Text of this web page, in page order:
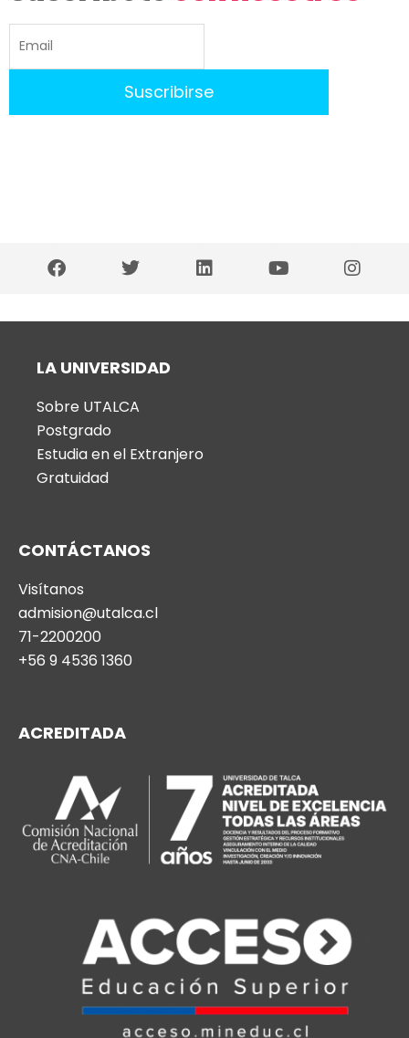
LA UNIVERSIDAD
Sobre UTALCA
Postgrado
Estudia en el Extranjero
Gratuidad
CONTÁCTANOS
Visítanos
admision@utalca.cl
71-2200200
+56 9 4536 1360
ACREDITADA